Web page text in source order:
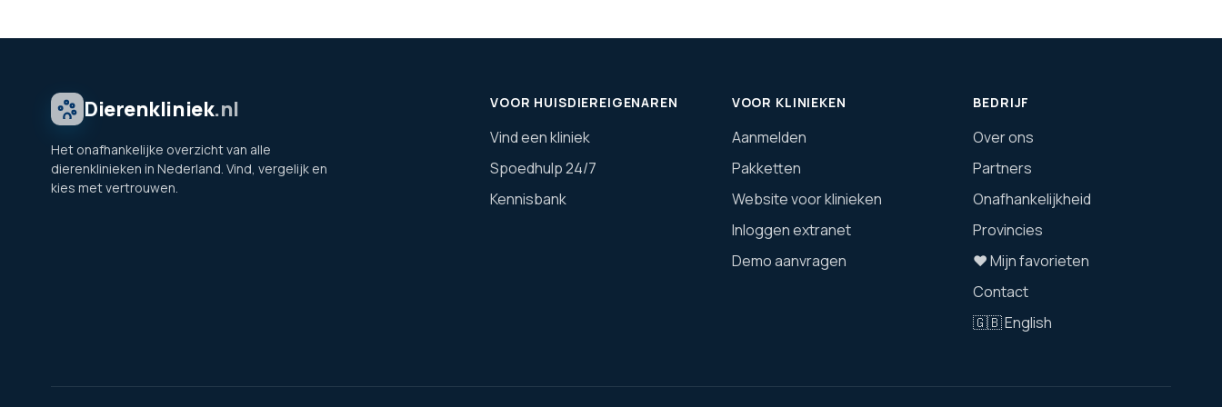
Dierenkliniek.nl
Het onafhankelijke overzicht van alle
dierenklinieken in Nederland. Vind, vergelijk en
kies met vertrouwen.
VOOR HUISDIEREIGENAREN
Vind een kliniek
Spoedhulp 24/7
Kennisbank
VOOR KLINIEKEN
Aanmelden
Pakketten
Website voor klinieken
Inloggen extranet
Demo aanvragen
BEDRIJF
Over ons
Partners
Onafhankelijkheid
Provincies
❤️ Mijn favorieten
Contact
🇬🇧 English